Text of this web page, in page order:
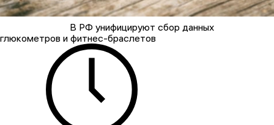
В РФ унифицируют сбор данных
глюкометров и фитнес-браслетов